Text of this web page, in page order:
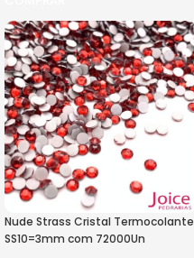
Nude Strass Cristal Termocolante
SS10=3mm com 72000Un